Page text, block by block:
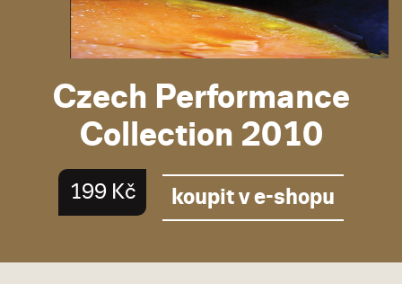
Czech Performance
Collection 2010
199 Kč koupit v e-shopu